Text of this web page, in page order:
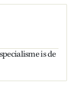
is de